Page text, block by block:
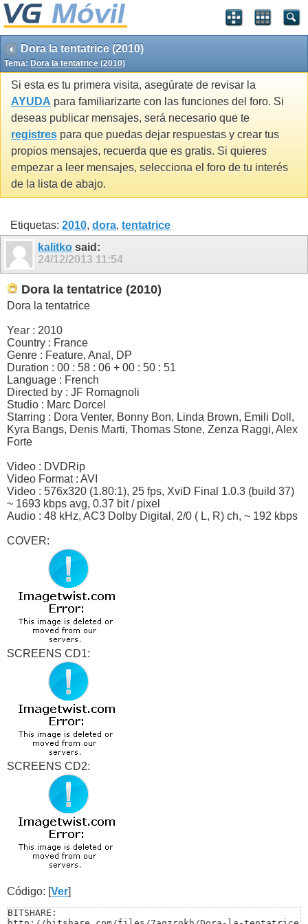
Dora la tentatrice (2010)
Tema: Dora la tentatrice (2010)
Si esta es tu primera visita, asegúrate de revisar la
AYUDA para familiarizarte con las funciones del foro. Si
deseas publicar mensajes, será necesario que te
registres para que puedas dejar respuestas y crear tus
propios mensajes, recuerda que es gratis. Si quieres
empezar a leer mensajes, selecciona el foro de tu interés
de la lista de abajo.
Etiquetas: 2010, dora, tentatrice
kalitko said:
24/12/2013 11:54
Dora la tentatrice (2010)
Dora la tentatrice
Year : 2010
Country : France
Genre : Feature, Anal, DP
Duration : 00 : 58 : 06 + 00 : 50 : 51
Language : French
Directed by : JF Romagnoli
Studio : Marc Dorcel
Starring : Dora Venter, Bonny Bon, Linda Brown, Emili Doll,
Kyra Bangs, Denis Marti, Thomas Stone, Zenza Raggi, Alex
Forte
Video : DVDRip
Video Format : AVI
Video : 576x320 (1.80:1), 25 fps, XviD Final 1.0.3 (build 37)
~ 1693 kbps avg, 0.37 bit / pixel
Audio : 48 kHz, AC3 Dolby Digital, 2/0 ( L, R) ch, ~ 192 kbps
COVER:
SCREENS CD1:
SCREENS CD2:
Código: [Ver]
BITSHARE: